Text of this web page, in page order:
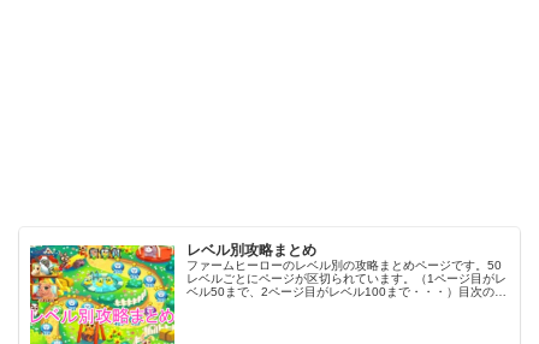
レベル別攻略まとめ
ファームヒーローのレベル別の攻略まとめページです。50
レベルごとにページが区切られています。（1ページ目がレ
ベル50まで、2ページ目がレベル100まで・・・）目次のリ